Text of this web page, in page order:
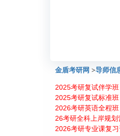
金盾考研网 >导师信
2025考研复试伴学班
2025考研复试标准班
2026考研英语全程班
26考研全科上岸规划
2026考研专业课复习